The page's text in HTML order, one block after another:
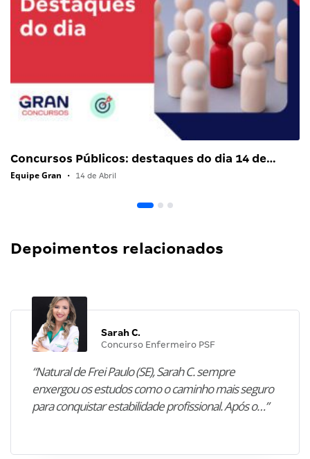
Concursos Públicos: destaques do dia 14 de…
Equipe Gran • 14 de Abril
Depoimentos relacionados
Sarah C.
Concurso Enfermeiro PSF
“Natural de Frei Paulo (SE), Sarah C. sempre
enxergou os estudos como o caminho mais seguro
para conquistar estabilidade profissional. Após o…”